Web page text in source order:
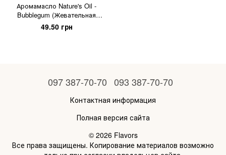
Аромамасло Nature's Oil -
Bubblegum (Жевательная
резинка), 5 мл
49.50 грн
097 387-70-70 093 387-70-70
Контактная информация
Полная версия сайта
© 2026 Flavors
Все права защищены. Копирование материалов возможно